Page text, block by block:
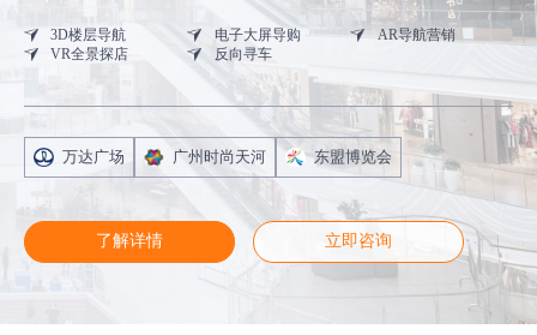
3D楼层导航 电子大屏导购
AR导航营销
VR全景探店
反向寻车
万达广场 广州时尚天河 东盟博览会
了解详情 立即咨询